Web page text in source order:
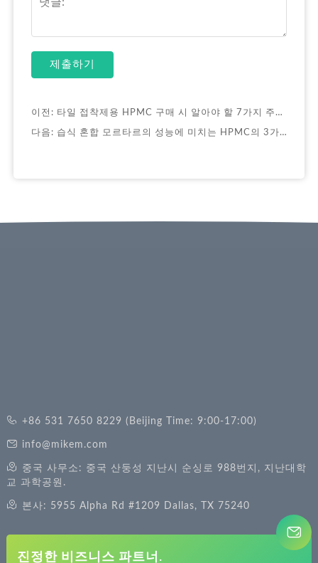
제출하기
이전: 타일 접착제용 HPMC 구매 시 알아야 할 7가지 주요 사항
다음: 습식 혼합 모르타르의 성능에 미치는 HPMC의 3가지 영향
+86 531 7650 8229 (Beijing Time: 9:00-17:00)
info@mikem.com
중국 사무소: 중국 산둥성 지난시 순싱로 988번지, 지난대학
교 과학공원.
본사: 5955 Alpha Rd #1209 Dallas, TX 75240
진정한 비즈니스 파트너.